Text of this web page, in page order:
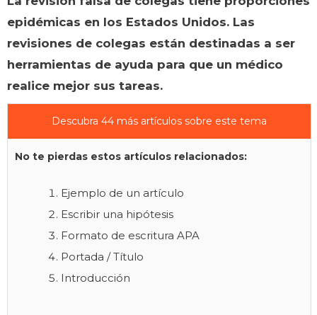
epidémicas en los Estados Unidos. Las
revisiones de colegas están destinadas a ser
herramientas de ayuda para que un médico
realice mejor sus tareas.
Descubra 44 más artículos sobre este tema
No te pierdas estos artículos relacionados:
Ejemplo de un artículo
Escribir una hipótesis
Formato de escritura APA
Portada / Título
Introducción